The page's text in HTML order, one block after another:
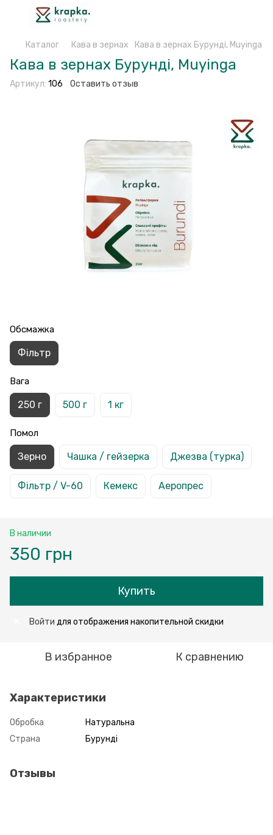
Каталог Кава в зернах Кава в зернах Бурунді, Muyinga
Кава в зернах Бурунді, Muyinga
Артикул: 106 Оставить отзыв
Обсмажка
Фільтр
Вага
250 г 500 г 1 кг
Помол
Зерно Чашка / гейзерка Джезва (турка)
Фільтр / V-60 Кемекс Аеропрес
В наличии
350 грн
Купить
Войти для отображения накопительной скидки
В избранное К сравнению
Характеристики
Обробка
Натуральна
Страна
Бурунді
Отзывы